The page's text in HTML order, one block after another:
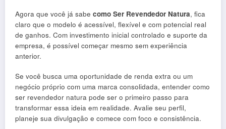
Agora que você já sabe como Ser Revendedor Natura, fica
claro que o modelo é acessível, flexível e com potencial real
de ganhos. Com investimento inicial controlado e suporte da
empresa, é possível começar mesmo sem experiência
anterior.
Se você busca uma oportunidade de renda extra ou um
negócio próprio com uma marca consolidada, entender como
ser revendedor natura pode ser o primeiro passo para
transformar essa ideia em realidade. Avalie seu perfil,
planeje sua divulgação e comece com foco e consistência.